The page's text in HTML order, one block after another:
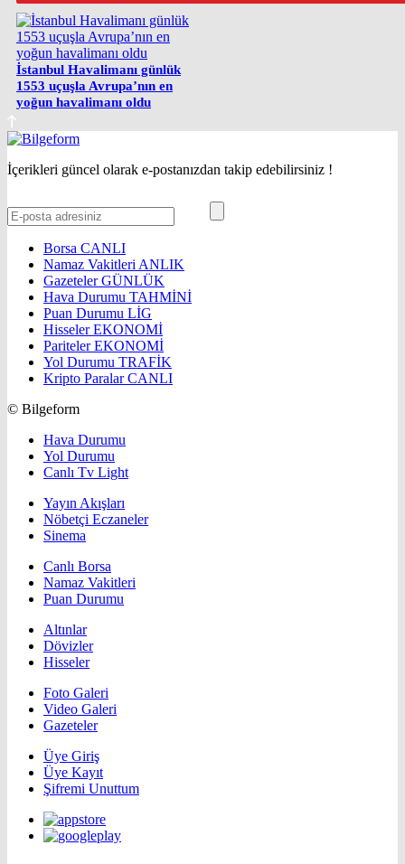
İstanbul Havalimanı günlük
1553 uçuşla Avrupa’nın en
yoğun havalimanı oldu
İçerikleri güncel olarak e-postanızdan takip edebilirsiniz !
Borsa CANLI
Namaz Vakitleri ANLIK
GazetelerGÜNLÜK
Hava Durumu TAHMİNİ
Puan Durumu LİG
HisselerEKONOMİ
ParitelerEKONOMİ
Yol Durumu TRAFİK
Kripto ParalarCANLI
© Bilgeform
Hava Durumu
Yol Durumu
Canlı Tv Light
Yayın Akışları
Nöbetçi Eczaneler
Sinema
Canlı Borsa
Namaz Vakitleri
Puan Durumu
Altınlar
Dövizler
Hisseler
Foto Galeri
Video Galeri
Gazeteler
Üye Giriş
Üye Kayıt
Şifremi Unuttum